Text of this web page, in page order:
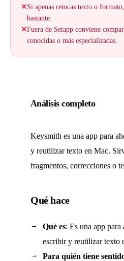
✕Si apenas retocas texto o
bastante.
✕Fuera de Setapp conviene
conocidas o más especializadas.
Análisis completo
Keysmith es una app para
y reutilizar texto en Mac.
fragmentos, correcciones o
Qué hace
Qué es: Es una app
escribir y reutilizar texto
Para quién tiene